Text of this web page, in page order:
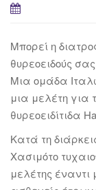
Μπορεί η
θυρεοειδούς
Μια ομάδα
μια μελέτη για
θυρεοειδίτιδα
Κατά τη
Χασιμότο
μελέτης έναντι